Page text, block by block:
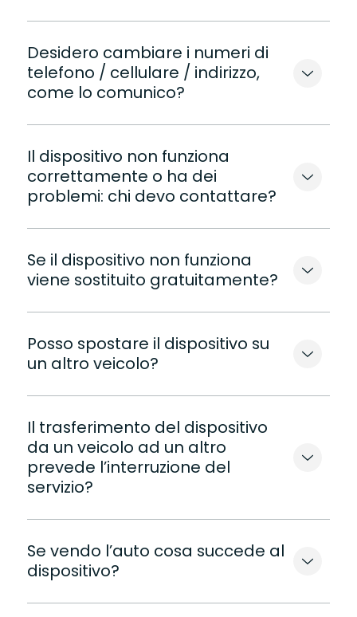
Desidero cambiare i numeri di
telefono / cellulare / indirizzo,
come lo comunico?
Il dispositivo non funziona
correttamente o ha dei
problemi: chi devo contattare?
Se il dispositivo non funziona
viene sostituito gratuitamente?
Posso spostare il dispositivo su
un altro veicolo?
Il trasferimento del dispositivo
da un veicolo ad un altro
prevede l’interruzione del
servizio?
Se vendo l’auto cosa succede al
dispositivo?